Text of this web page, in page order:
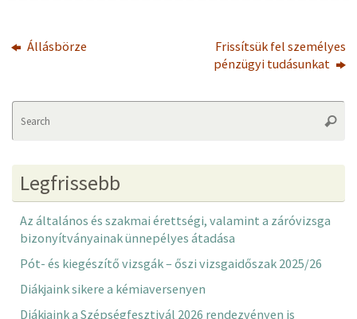
Állásbörze
Frissítsük fel személyes
pénzügyi tudásunkat
Legfrissebb
Az általános és szakmai érettségi, valamint a záróvizsga
bizonyítványainak ünnepélyes átadása
Pót- és kiegészítő vizsgák – őszi vizsgaidőszak 2025/26
Diákjaink sikere a kémiaversenyen
Diákjaink a Szépségfesztivál 2026 rendezvényen is